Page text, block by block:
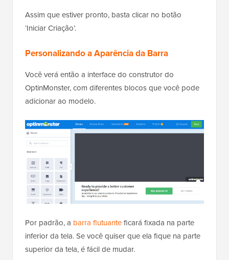
Assim que estiver pronto, basta clicar no botão
‘Iniciar Criação’.
Personalizando a Aparência da Barra
Você verá então a interface do construtor do
OptinMonster, com diferentes blocos que você pode
adicionar ao modelo.
Por padrão, a barra flutuanteficará fixada na parte
inferior da tela. Se você quiser que ela fique na parte
superior da tela, é fácil de mudar.